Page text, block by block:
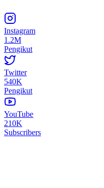
Instagram
1.2M
Pengikut
Twitter
540K
Pengikut
YouTube
210K
Subscribers